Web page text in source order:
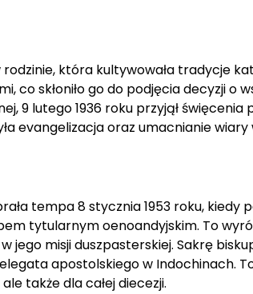
rodzinie, która kultywowała tradycje
co skłoniło go do podjęcia decyzji o
9 lutego 1936 roku przyjął
evangelizacja oraz umacnianie
tempa 8 stycznia 1953 roku, kiedy
tytularnym oenoandyjskim. To
jego misji duszpasterskiej. Sakrę
apostolskiego w Indochinach.
także dla całej diecezji.